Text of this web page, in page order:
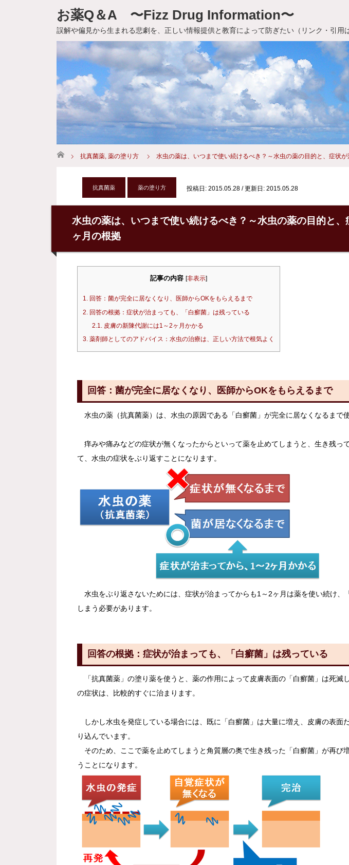
お薬Q＆A 〜Fizz Drug Information〜
誤解や偏見から生まれる悲劇を、正しい情報提供と教育によって防ぎたい（リンク・引用
ホーム 抗真菌薬, 薬の塗り方 水虫の薬は、いつまで使い続けるべき？～水虫の薬の目的と、症状
抗真菌薬 薬の塗り方 投稿日: 2015.05.28/更新日: 2015.05.28
水虫の薬は、いつまで使い続けるべき？～水虫の薬の目的と
ヶ月の根拠
記事の内容 [非表示]
1.回答：菌が完全に居なくなり、医師からOKをもらえるまで
2.回答の根拠：症状が治まっても、「白癬菌」は残っている
2.1. 皮膚の新陳代謝には1～2ヶ月かかる
3.薬剤師としてのアドバイス：水虫の治療は、正しい方法で根気よく
回答：菌が完全に居なくなり、医師からOKをもらえるまで
水虫の薬（抗真菌薬）は、水虫の原因である「白癬菌」が完全に居なくなるまで
痒みや痛みなどの症状が無くなったからといって薬を止めてしまうと、生き残っ
て、水虫の症状をぶり返すことになります。
水虫をぶり返さないためには、症状が治まってからも1～2ヶ月は薬を使い続け、
しまう必要があります。
回答の根拠：症状が治まっても、「白癬菌」は残っている
「抗真菌薬」の塗り薬を使うと、薬の作用によって皮膚表面の「白癬菌」は死滅
の症状は、比較的すぐに治まります。
しかし水虫を発症している場合には、既に「白癬菌」は大量に増え、皮膚の表面
り込んでいます。
そのため、ここで薬を止めてしまうと角質層の奥で生き残った「白癬菌」が再び
うことになります。